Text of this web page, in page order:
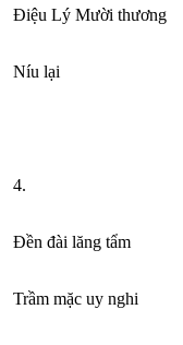
Điệu Lý Mười thương
Níu lại
4.
Đền đài lăng tẩm
Trầm mặc uy nghi